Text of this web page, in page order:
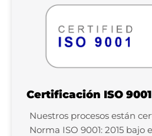
Certificación ISO 9001
Nuestros procesos están
Norma ISO 9001: 2015 bajo